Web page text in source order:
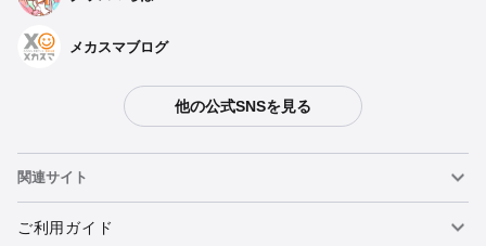
メカスマブログ
他の公式SNSを見る
関連サイト
ねんどろいど
ご利用ガイド